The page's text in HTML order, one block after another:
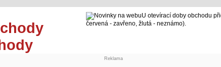
U otevírací doby obchodu
červená - zavřeno, žlutá - neznámo).
Reklama